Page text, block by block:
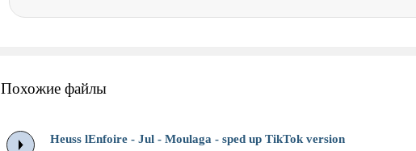
Похожие файлы
Heuss lEnfoirе - Jul - Moulaga - sped up TikTok version